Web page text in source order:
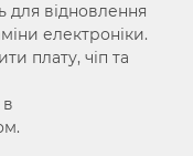
для відновлення
електроніки.
плату, чіп та